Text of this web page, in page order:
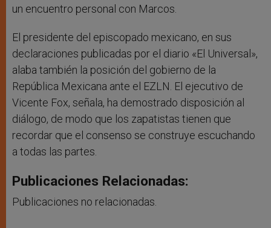
un encuentro personal con Marcos.
El presidente del episcopado mexicano, en sus
declaraciones publicadas por el diario «El Universal»,
alaba también la posición del gobierno de la
República Mexicana ante el EZLN. El ejecutivo de
Vicente Fox, señala, ha demostrado disposición al
diálogo, de modo que los zapatistas tienen que
recordar que el consenso se construye escuchando
a todas las partes.
Publicaciones Relacionadas:
Publicaciones no relacionadas.